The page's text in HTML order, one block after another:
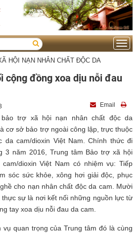
Toggle
HỘI NẠN NHÂN CHẤT ĐỘC DA
cộng đồng xoa dịu nỗi đau
Email
bảo trợ xã hội nạn nhân chất độc da
cơ sở bảo trợ ngoài công lập, trực thuộc
da cam/dioxin Việt Nam. Chính thức đi
3 năm 2016, Trung tâm Bảo trợ xã hội
dioxin Việt Nam có nhiệm vụ: Tiếp
sóc sức khỏe, xông hơi giải độc, phục
cho nạn nhân chất độc da cam. Mười
thực sự là nơi kết nối những nguồn lực từ
tay xoa dịu nỗi đau da cam.
vụ quan trọng của Trung tâm đó là cùng